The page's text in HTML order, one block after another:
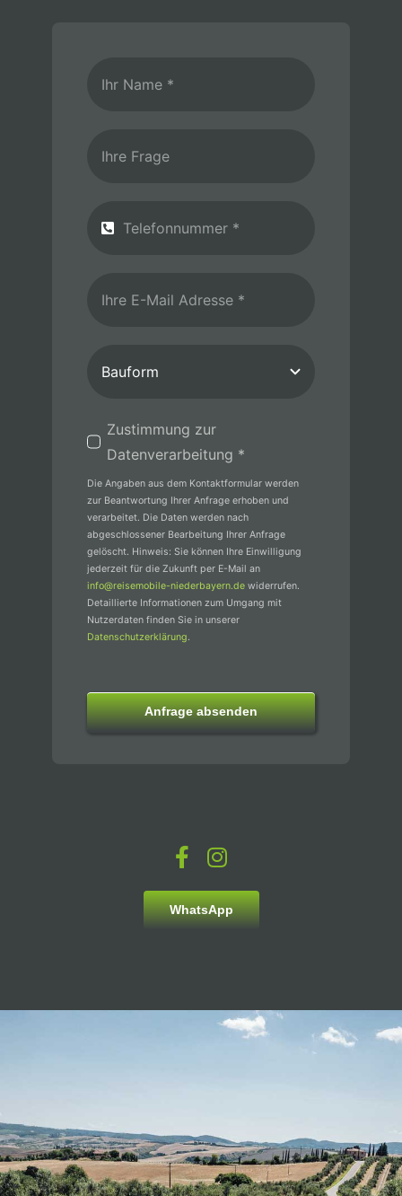
Zustimmung zur
Datenverarbeitung *
Die Angaben aus dem Kontaktformular werden
zur Beantwortung Ihrer Anfrage erhoben und
verarbeitet. Die Daten werden nach
abgeschlossener Bearbeitung Ihrer Anfrage
gelöscht. Hinweis: Sie können Ihre Einwilligung
jederzeit für die Zukunft per E-Mail an
info@reisemobile-niederbayern.de widerrufen.
Detaillierte Informationen zum Umgang mit
Nutzerdaten finden Sie in unserer
Datenschutzerklärung.
Anfrage absenden
WhatsApp